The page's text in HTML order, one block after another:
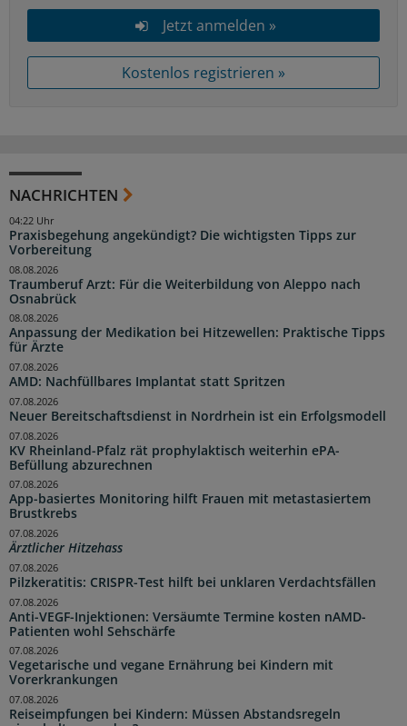
Jetzt anmelden »
Kostenlos registrieren »
NACHRICHTEN
Praxisbegehung angekündigt? Die wichtigsten Tipps zur
Vorbereitung
04:22 Uhr
Traumberuf Arzt: Für die Weiterbildung von Aleppo nach
Osnabrück
08.08.2026
Anpassung der Medikation bei Hitzewellen: Praktische Tipps
für Ärzte
08.08.2026
AMD: Nachfüllbares Implantat statt Spritzen
07.08.2026
Neuer Bereitschaftsdienst in Nordrhein ist ein Erfolgsmodell
07.08.2026
KV Rheinland-Pfalz rät prophylaktisch weiterhin ePA-
Befüllung abzurechnen
07.08.2026
App-basiertes Monitoring hilft Frauen mit metastasiertem
Brustkrebs
07.08.2026
Ärztlicher Hitzehass
07.08.2026
Pilzkeratitis: CRISPR-Test hilft bei unklaren Verdachtsfällen
07.08.2026
Anti-VEGF-Injektionen: Versäumte Termine kosten nAMD-
Patienten wohl Sehschärfe
07.08.2026
Vegetarische und vegane Ernährung bei Kindern mit
Vorerkrankungen
07.08.2026
Reiseimpfungen bei Kindern: Müssen Abstandsregeln
07.08.2026